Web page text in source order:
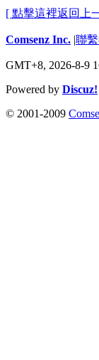
[ 點擊這裡返回上
Comsenz Inc. |聯
GMT+8, 2026-8-9
Powered by Discuz!
© 2001-2009